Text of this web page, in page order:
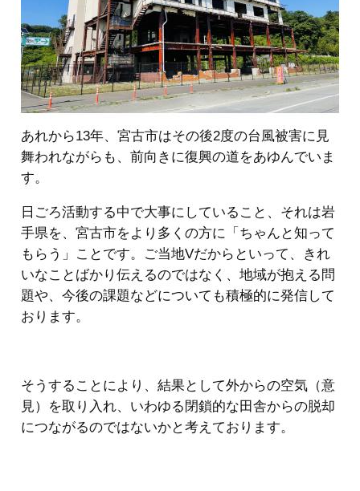
あれから13年、宮古市はその後2度の台風被害に見
舞われながらも、前向きに復興の道をあゆんでいま
す。
日ごろ活動する中で大事にしていること、それは岩
手県を、宮古市をより多くの方に「ちゃんと知って
もらう」ことです。ご当地Vだからといって、きれ
いなことばかり伝えるのではなく、地域が抱える問
題や、今後の課題などについても積極的に発信して
おります。
そうすることにより、結果として外からの空気（意
見）を取り入れ、いわゆる閉鎖的な田舎からの脱却
につながるのではないかと考えております。